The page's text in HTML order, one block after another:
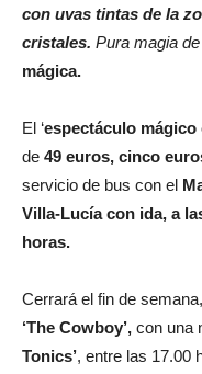
con uvas tintas de la
cristales. Pura magia
mágica.
El ‘espectáculo mágico
de 49 euros, cinco
servicio de bus con el
Villa-Lucía con ida, a
horas.
Cerrará el fin de
‘The Cowboy’, con una
Tonics’, entre las 17.00